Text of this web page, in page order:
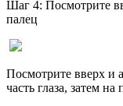
Шаг 4: Посмотрите
палец
Посмотрите вверх и
часть глаза, затем